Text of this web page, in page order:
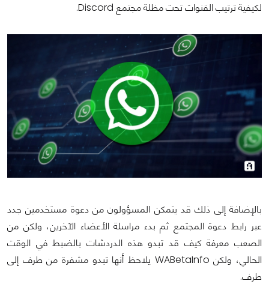
لكيفية ترتيب القنوات تحت مظلة مجتمع Discord.
بالإضافة إلى ذلك قد يتمكن المسؤولون من دعوة مستخدمين جدد
عبر رابط دعوة المجتمع ثم بدء مراسلة الأعضاء الآخرين، ولكن من
الصعب معرفة كيف قد تبدو هذه الدردشات بالضبط في الوقت
الحالي، ولكن WABetaInfo يلاحظ أنها تبدو مشفرة من طرف إلى
طرف.